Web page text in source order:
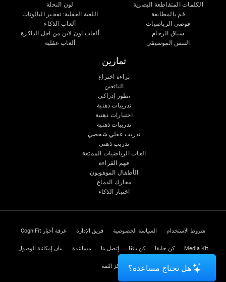
الكلمات المتقاطعة البصرية
قم بالمطابقة
فوضى الرياضيات
سباق الرخام
التنس الموسيقي
لون النحلة
اللعبة العقلية: تفجير البالونات
ألعاب الذكاء
ألعاب اون لاين من آجل الذاكرة
ألعاب عقلية
تمارين
براءة اختراع
البائعين
تطور إدراكى
تدريبات ذهنية
اختبارات ذهنية
تدريبات ذهنية
تدريب عقلي شخصي
تدريب ذهنى
العاب الرياضيات الممتعة
فهم القراءة
الأطفال الموهوبون
معارك الدماغ
اختبار الذكاء
شروط الاستخدام السياسة الخصوصية فريق الإدارة غرفة أخبار CogniFit
Media Kit كن حليفا كن بائعًا إتصل بنا مساعدة بيان إمكانية الوصول
مركز الثقة هل تحتاج مساعدة؟